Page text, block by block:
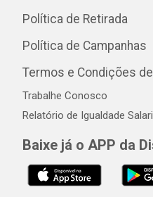
Política de Retirada
Política de Campanhas
Termos e Condições
Trabalhe Conosco
Relatório de Igualdade
Baixe já o APP da